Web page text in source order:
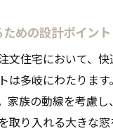
めの設計ポイント
文住宅において、
は多岐にわたります
家族の動線を考慮
取り入れる大きな